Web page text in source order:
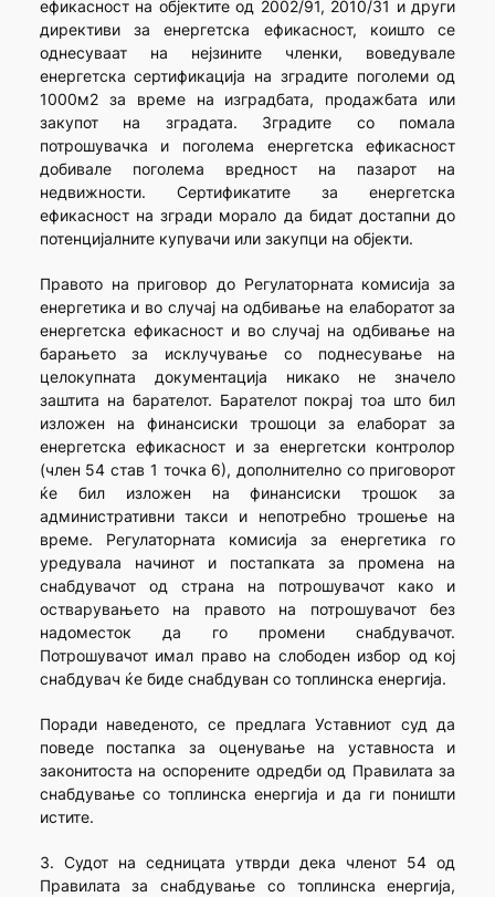
ефикасност на објектите од 2002/91, 2010/31 и други
директиви за енергетска ефикасност, коишто се
однесуваат на нејзините членки, воведувале
енергетска сертификација на зградите поголеми од
1000м2 за време на изградбата, продажбата или
закупот на зградата. Зградите со помала
потрошувачка и поголема енергетска ефикасност
добивале поголема вредност на пазарот на
недвижности. Сертификатите за енергетска
ефикасност на згради морало да бидат достапни до
потенцијалните купувачи или закупци на објекти.
Правото на приговор до Регулаторната комисија за
енергетика и во случај на одбивање на елаборатот за
енергетска ефикасност и во случај на одбивање на
барањето за исклучување со поднесување на
целокупната документација никако не значело
заштита на барателот. Барателот покрај тоа што бил
изложен на финансиски трошоци за елаборат за
енергетска ефикасност и за енергетски контролор
(член 54 став 1 точка 6), дополнително со приговорот
ќе бил изложен на финансиски трошок за
административни такси и непотребно трошење на
време. Регулаторната комисија за енергетика го
уредувала начинот и постапката за промена на
снабдувачот од страна на потрошувачот како и
остварувањето на правото на потрошувачот без
надоместок да го промени снабдувачот.
Потрошувачот имал право на слободен избор од кој
снабдувач ќе биде снабдуван со топлинска енергија.
Поради наведеното, се предлага Уставниот суд да
поведе постапка за оценување на уставноста и
законитоста на оспорените одредби од Правилата за
снабдување со топлинска енергија и да ги поништи
истите.
3. Судот на седницата утврди дека членот 54 од
Правилата за снабдување со топлинска енергија,